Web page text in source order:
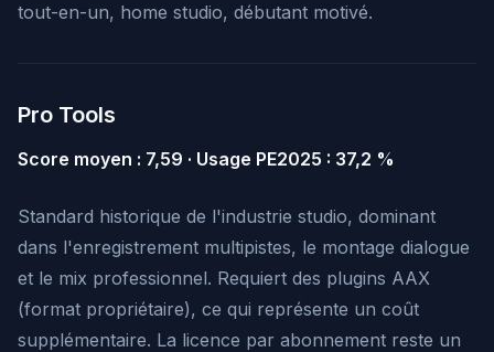
tout-en-un, home studio, débutant motivé.
Pro Tools
Score moyen : 7,59 · Usage PE2025 : 37,2 %
Standard historique de l'industrie studio, dominant
dans l'enregistrement multipistes, le montage dialogue
et le mix professionnel. Requiert des plugins AAX
(format propriétaire), ce qui représente un coût
supplémentaire. La licence par abonnement reste un